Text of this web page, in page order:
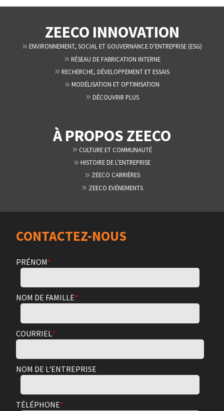
ZEECO INNOVATION
ENVIRONNEMENT, SOCIAL ET GOUVERNANCE D'ENTREPRISE (ESG)
RÉSEAU DE FABRICATION INTERNE
RECHERCHE, DÉVELOPPEMENT ET ESSAIS
MODÉLISATION ET OPTIMISATION
DÉCOUVRIR PLUS
À PROPOS ZEECO
CULTURE ET COMMUNAUTÉ
HISTOIRE DE L'ENTREPRISE
ZEECO CARRIÈRES
ZEECO EVÉNEMENTS
CONTACTEZ-NOUS
PRÉNOM*
NOM DE FAMILLE*
COURRIEL*
NOM DE L'ENTREPRISE
TÉLÉPHONE*